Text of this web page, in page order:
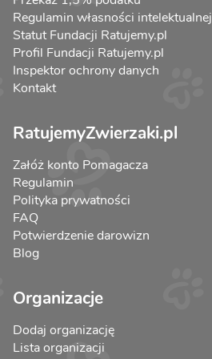
Regulamin własności intelektualnej
Statut Fundacji Ratujemy.pl
Profil Fundacji Ratujemy.pl
Inspektor ochrony danych
Kontakt
RatujemyZwierzaki.pl
Załóż konto Pomagacza
Regulamin
Polityka prywatności
FAQ
Potwierdzenie darowizn
Blog
Organizacje
Dodaj organizację
Lista organizacji